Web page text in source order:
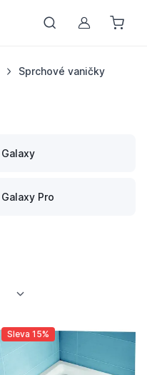
Můj účet
Sprchové vaničky
Galaxy
Galaxy Pro
Sleva 15%